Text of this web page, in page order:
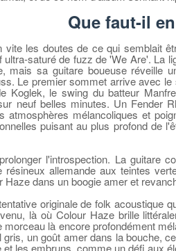
Que faut-il
vite les doutes de ce qui semblait
ultra-saturé de fuzz de 'We Are'. La
mais sa guitare boueuse
Le premier sommet arrive avec
Koglek, le swing du batteur
neuf belles minutes. Un Fender
atmosphères mélancoliques et
puisant au plus profond de
l'introspection. La guitare
résineux allemande aux teintes
Haze dans un boogie amer et
originale de folk acoustique
là où Colour Haze brille
là encore profondément
un goût amer dans la bouche,
et les embruns, comme un défi aux